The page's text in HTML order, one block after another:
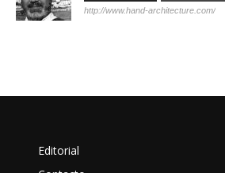
http://www.hand-architecture.com/
Editorial